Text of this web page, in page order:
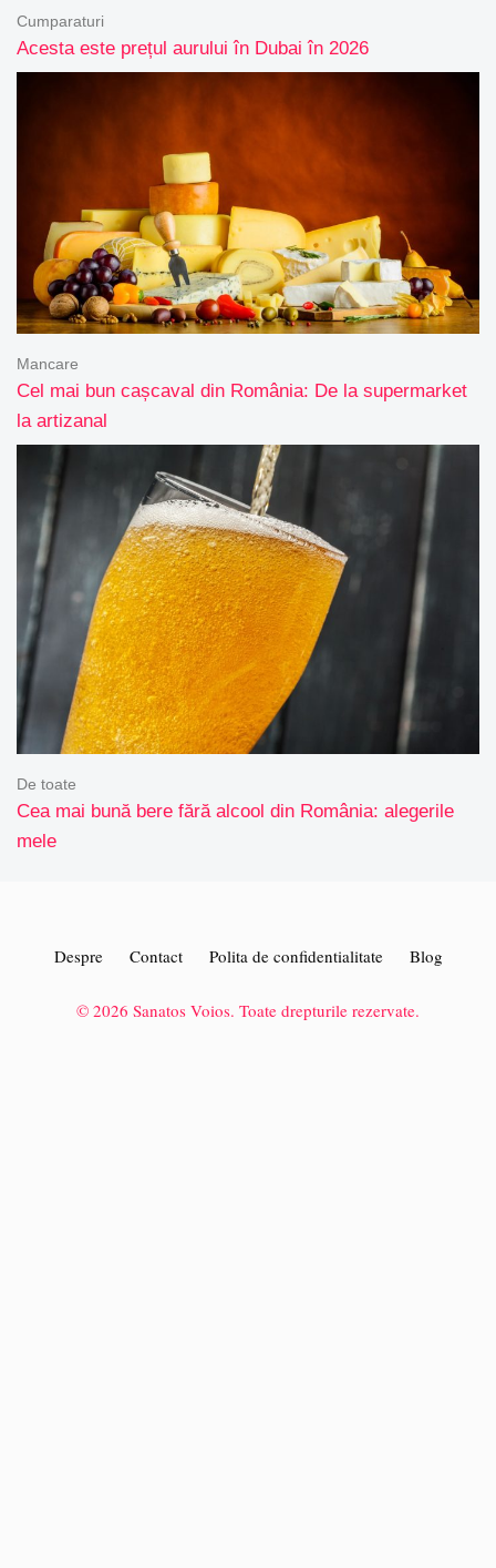
Acesta este prețul aurului în Dubai în 2026
Cumparaturi
Cel mai bun cașcaval din România: De la supermarket
la artizanal
Mancare
Cea mai bună bere fără alcool din România: alegerile
mele
De toate
Despre Contact Polita de confidentialitate Blog
© 2026 Sanatos Voios. Toate drepturile rezervate.